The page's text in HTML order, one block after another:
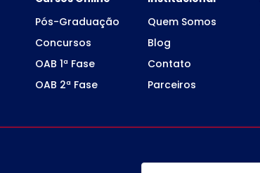
Pós-Graduação
Concursos
OAB 1ª Fase
OAB 2ª Fase
Quem Somos
Blog
Contato
Parceiros